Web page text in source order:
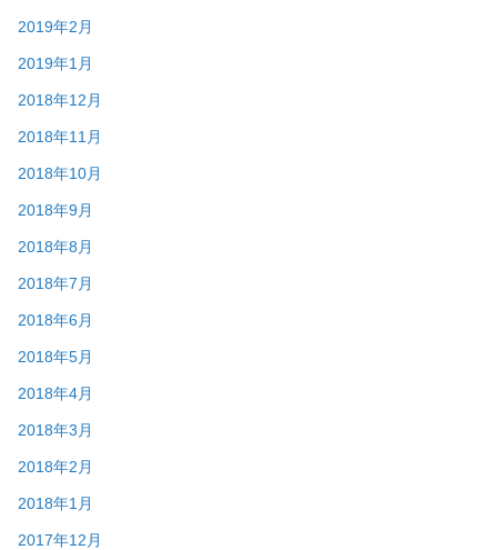
2019年2月
2019年1月
2018年12月
2018年11月
2018年10月
2018年9月
2018年8月
2018年7月
2018年6月
2018年5月
2018年4月
2018年3月
2018年2月
2018年1月
2017年12月